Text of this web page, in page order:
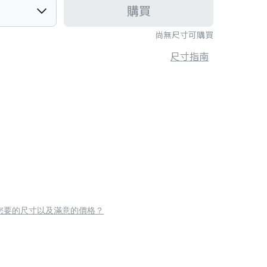
尚無尺寸可購買
購買
尺寸指南
要的尺寸以及滿意的價格？